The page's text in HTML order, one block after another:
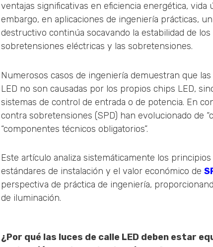
ventajas significativas en eficiencia energética,
embargo, en aplicaciones de ingeniería prácticas,
destructivo continúa socavando la estabilidad de los
sobretensiones eléctricas y las sobretensiones.
Numerosos casos de ingeniería demuestran que
LED no son causadas por los propios chips LED,
sistemas de control de entrada o de potencia. En
contra sobretensiones (SPD) han evolucionado de
“componentes técnicos obligatorios”.
Este artículo analiza sistemáticamente los
estándares de instalación y el valor económico de
perspectiva de práctica de ingeniería,
de iluminación.
¿Por qué las luces de calle LED deben estar